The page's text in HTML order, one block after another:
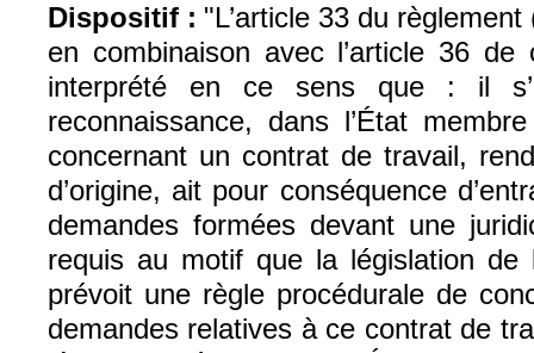
Dispositif : "L’article 33 du
en combinaison avec l’article 36
interprété en ce sens que : il
reconnaissance, dans l’État
concernant un contrat de travail,
d’origine, ait pour conséquence
demandes formées devant une
requis au motif que la législation de
prévoit une règle procédurale de
demandes relatives à ce contrat de